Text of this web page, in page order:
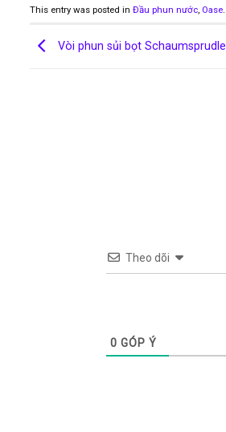
This entry was posted in Đầu phun nước, Oase
Vòi phun sủi bọt
Theo dõi
0 GÓP Ý